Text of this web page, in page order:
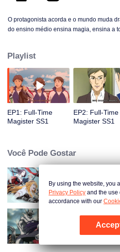
Abra o
O protagonista acorda e o mundo muda
do ensino médio ensina magia, ensina a
estranhos, um pai que batalha no nível
de beleza pura mas que não pode andar
Playlist
EP1: Full-Time
Magister SS1
EP2: Full-Time
Magister SS1
Você Pode Gostar
O Avatar do
Mago Integral
By using the website, you
Privacy Policy and the use
accordance with our